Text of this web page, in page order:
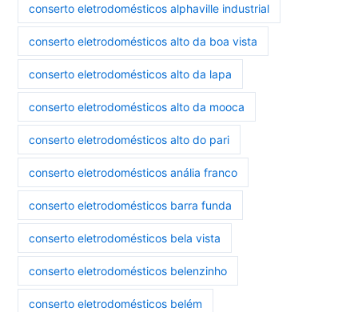
conserto eletrodomésticos alphaville industrial
conserto eletrodomésticos alto da boa vista
conserto eletrodomésticos alto da lapa
conserto eletrodomésticos alto da mooca
conserto eletrodomésticos alto do pari
conserto eletrodomésticos anália franco
conserto eletrodomésticos barra funda
conserto eletrodomésticos bela vista
conserto eletrodomésticos belenzinho
conserto eletrodomésticos belém